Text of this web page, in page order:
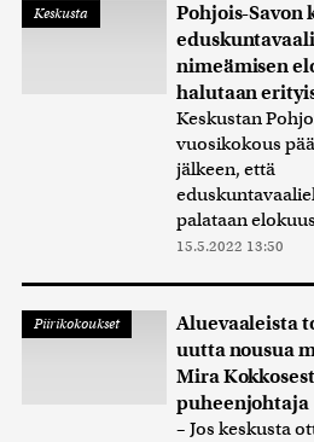
Keskusta
Pohjois-Savon
nimeämisen
halutaan
Keskustan
vuosikokous
jälkeen, että
palataan
15.5.2022 13:50
Piirikokoukset
Aluevaaleista
uutta nousua
Mira
puheenjohtaja
– Jos keskusta